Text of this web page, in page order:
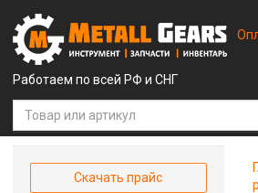
Работаем по всей РФ и СНГ
Скачать прайс